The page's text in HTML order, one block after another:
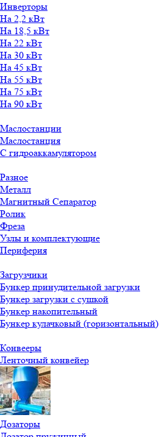
Инверторы
На 2,2 кВт
На 18,5 кВт
На 22 кВт
На 30 кВт
На 45 кВт
На 55 кВт
На 75 кВт
На 90 кВт
Маслостанции
Маслостанция
С гидроаккамулятором
Разное
Металл
Магнитный Сепаратор
Ролик
Фреза
Узлы и комплектующие
Периферия
Загрузчики
Бункер принудительной загрузки
Бункер загрузки с сушкой
Бункер накопительный
Бункер кулачковый (горизонтальный)
Конвееры
Ленточный конвейер
Дозаторы